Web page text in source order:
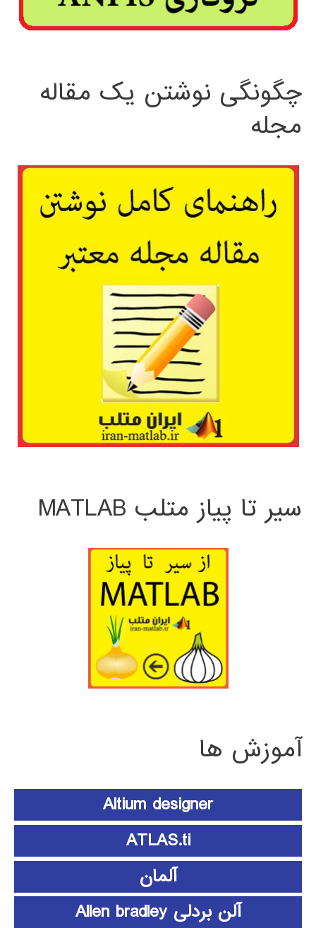
چگونگی نوشتن یک مقاله
مجله
سیر تا پیاز متلب MATLAB
آموزش ها
Altium designer
ATLAS.ti
آلمان
آلن بردلی Allen bradley